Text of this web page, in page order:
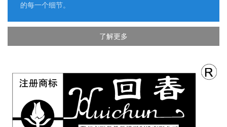
的每一个细节。
了解更多